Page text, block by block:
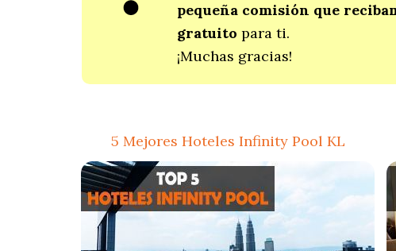
pequeña comisión que
gratuito para ti.
¡Muchas gracias!
5 Mejores Hoteles Infinity Pool KL